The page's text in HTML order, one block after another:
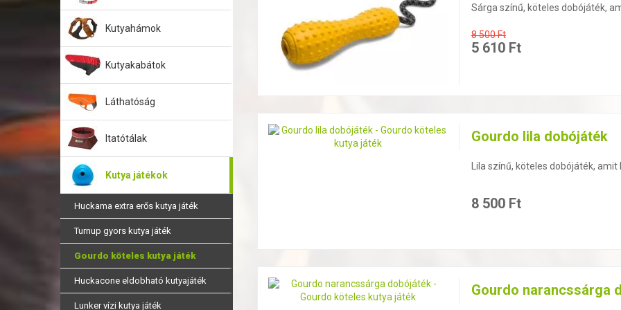
Kutyahámok
Kutyakabátok
Láthatóság
Itatótálak
Kutya játékok
Huckama extra erős kutya játék
Turnup gyors kutya játék
Gourdo köteles kutya játék
Huckacone eldobható kutyajáték
Lunker vízi kutya játék
Sárga színű, köteles dobójáték,
8 500 Ft
5 610 Ft
Gourdo lila dobójáték
Lila színű, köteles dobójáték,
8 500 Ft
Gourdo narancssárga